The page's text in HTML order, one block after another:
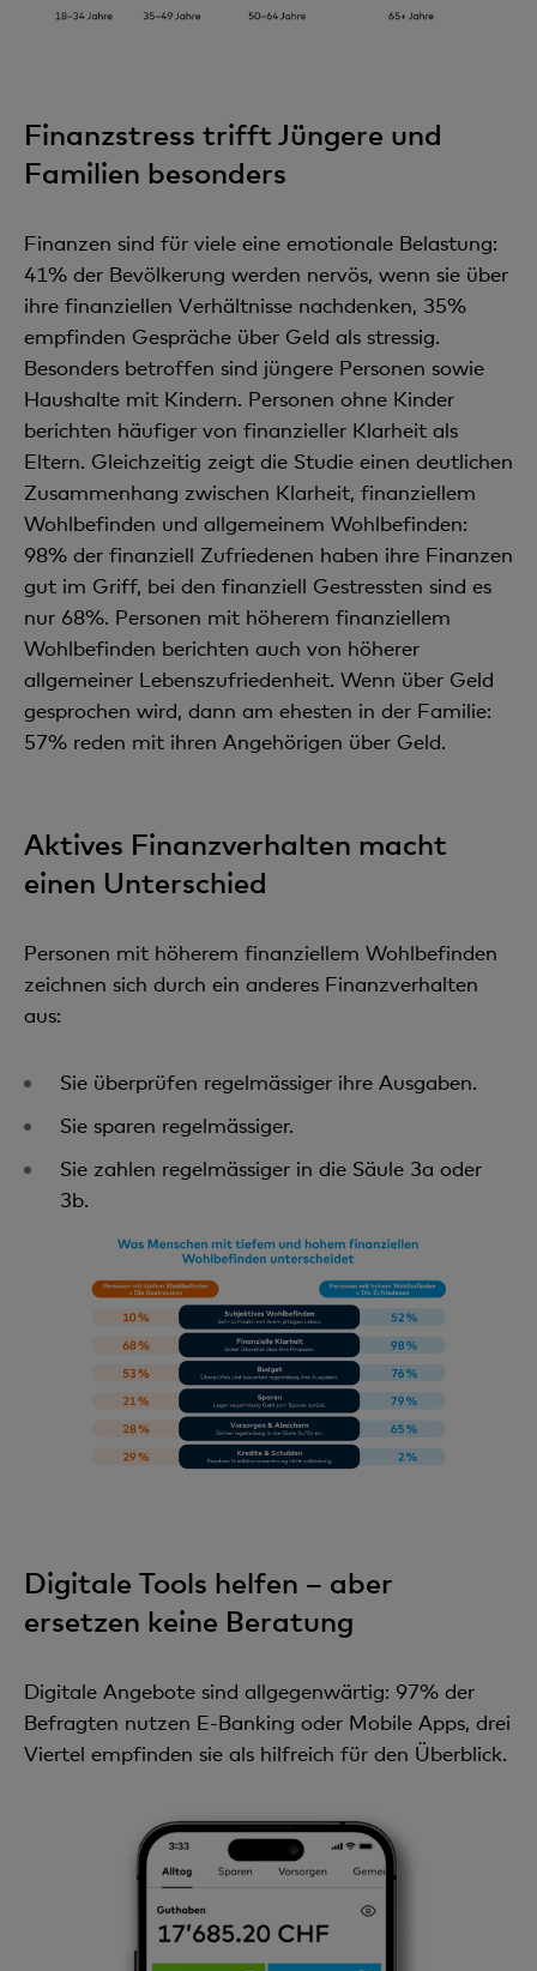
Finanzstress trifft Jüngere und
Familien besonders
Finanzen sind für viele eine emotionale Belastung:
41% der Bevölkerung werden nervös, wenn sie über
ihre finanziellen Verhältnisse nachdenken, 35%
empfinden Gespräche über Geld als stressig.
Besonders betroffen sind jüngere Personen sowie
Haushalte mit Kindern. Personen ohne Kinder
berichten häufiger von finanzieller Klarheit als
Eltern. Gleichzeitig zeigt die Studie einen deutlichen
Zusammenhang zwischen Klarheit, finanziellem
Wohlbefinden und allgemeinem Wohlbefinden:
98% der finanziell Zufriedenen haben ihre Finanzen
gut im Griff, bei den finanziell Gestressten sind es
nur 68%. Personen mit höherem finanziellem
Wohlbefinden berichten auch von höherer
allgemeiner Lebenszufriedenheit. Wenn über Geld
gesprochen wird, dann am ehesten in der Familie:
57% reden mit ihren Angehörigen über Geld.
Aktives Finanzverhalten macht
einen Unterschied
Personen mit höherem finanziellem Wohlbefinden
zeichnen sich durch ein anderes Finanzverhalten
aus:
Sie überprüfen regelmässiger ihre Ausgaben.
Sie sparen regelmässiger.
Sie zahlen regelmässiger in die Säule 3a oder
3b.
Digitale Tools helfen – aber
ersetzen keine Beratung
Digitale Angebote sind allgegenwärtig: 97% der
Befragten nutzen E-Banking oder Mobile Apps, drei
Viertel empfinden sie als hilfreich für den Überblick.